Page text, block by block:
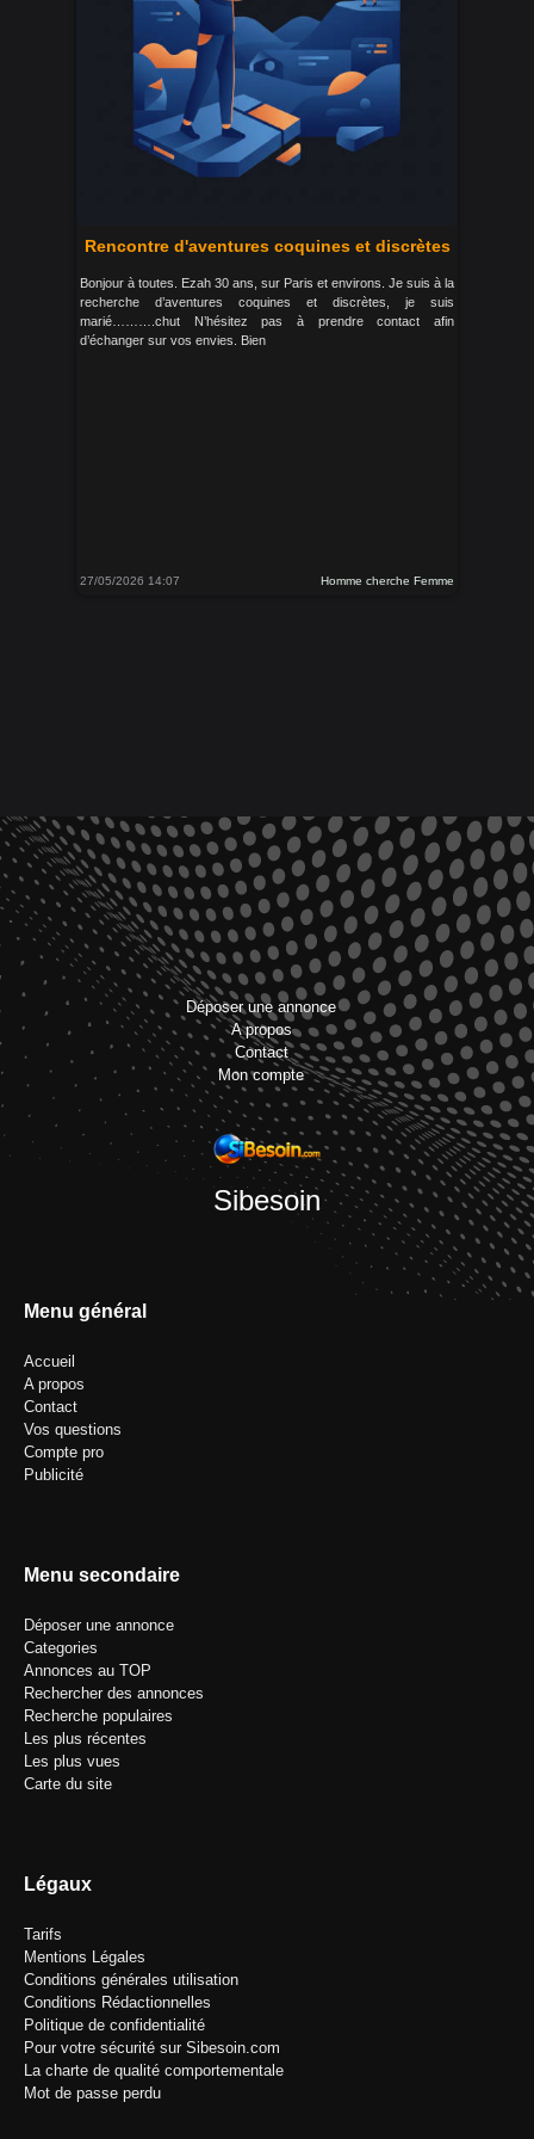
Rencontre d'aventures coquines et discrètes
Bonjour à toutes. Ezah 30 ans, sur Paris et environs. Je suis à la
recherche d’aventures coquines et discrètes, je suis
marié……….chut N’hésitez pas à prendre contact afin
d’échanger sur vos envies. Bien
27/05/2026 14:07 Homme cherche Femme
Déposer une annonce
A propos
Contact
Mon compte
Sibesoin
Menu général
Accueil
A propos
Contact
Vos questions
Compte pro
Publicité
Menu secondaire
Déposer une annonce
Categories
Annonces au TOP
Rechercher des annonces
Recherche populaires
Les plus récentes
Les plus vues
Carte du site
Légaux
Tarifs
Mentions Légales
Conditions générales utilisation
Conditions Rédactionnelles
Politique de confidentialité
Pour votre sécurité sur Sibesoin.com
La charte de qualité comportementale
Mot de passe perdu